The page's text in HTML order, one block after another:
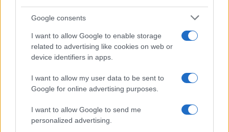
Google consents
I want to allow Google to enable storage
related to advertising like cookies on web or
device identifiers in apps.
I want to allow my user data to be sent to
Google for online advertising purposes.
I want to allow Google to send me
personalized advertising.
C’è poiun tema di principio: l’abbonamento è un
contratto, non una proprietà piena ed è dunque
legittimo che preveda condizioni d’uso, comprese
quelle legate al rinnovo. Ma la libertà contrattuale
del tifoso — decidere se andare o meno alla
partita — non dovrebbe essere sacrificata